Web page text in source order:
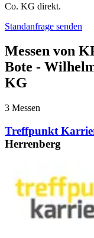
Co. KG direkt.
Standanfrage senden
Messen von
Bote -
KG
3 Messen
Treffpunkt
Herrenberg